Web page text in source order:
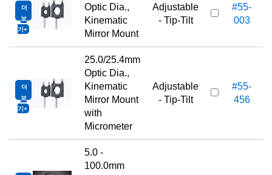
더
보
기
Optic Dia.,
Kinematic
Mirror Mount
Adjustable
- Tip-Tilt
#55-
003
더
보
기
25.0/25.4mm
Optic Dia.,
Kinematic
Mirror Mount
with
Micrometer
Adjustable
- Tip-Tilt
#55-
456
5.0 -
100.0mm